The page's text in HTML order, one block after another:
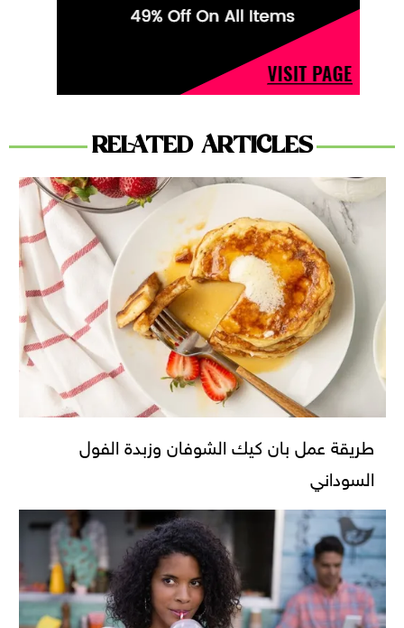
RELATED ARTICLES
طريقة عمل بان كيك الشوفان وزبدة الفول
السوداني